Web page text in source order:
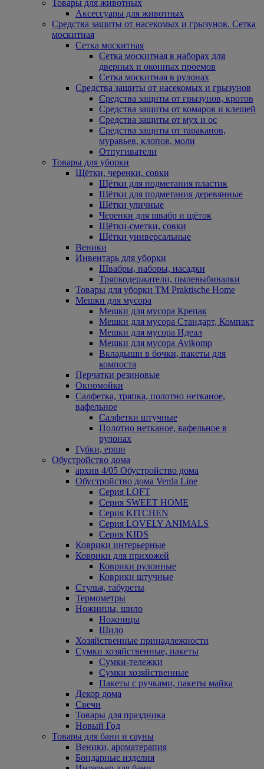
Товары для животных
Аксессуары для животных
Средства защиты от насекомых и грызунов. Сетка
москитная
Сетка москитная
Сетка москитная в наборах для
дверных и оконных проемов
Сетка москитная в рулонах
Средства защиты от насекомых и грызунов
Средства защиты от грызунов, кротов
Средства защиты от комаров и клещей
Средства защиты от мух и ос
Средства защиты от тараканов,
муравьев, клопов, моли
Отпугиватели
Товары для уборки
Щётки, черенки, совки
Щётки для подметания пластик
Щётки для подметания деревянные
Щётки уличные
Черенки для швабр и щёток
Щётки-сметки, совки
Щётки универсальные
Веники
Инвентарь для уборки
Швабры, наборы, насадки
Тряпкодержатели, пылевыбивалки
Товары для уборки ТМ Praktische Home
Мешки для мусора
Мешки для мусора Крепак
Мешки для мусора Стандарт, Компакт
Мешки для мусора Идеал
Мешки для мусора Avikomp
Вкладыши в бочки, пакеты для
компоста
Перчатки резиновые
Окномойки
Салфетка, тряпка, полотно нетканое,
вафельное
Салфетки штучные
Полотно нетканое, вафельное в
рулонах
Губки, ерши
Обустройство дома
архив 4/05 Обустройство дома
Обустройство дома Verda Line
Серия LOFT
Серия SWEET HOME
Серия KITCHEN
Серия LOVELY ANIMALS
Серия KIDS
Коврики интерьерные
Коврики для прихожей
Коврики рулонные
Коврики штучные
Стулья, табуреты
Термометры
Ножницы, шило
Ножницы
Шило
Хозяйственные принадлежности
Сумки хозяйственные, пакеты
Сумки-тележки
Сумки хозяйственные
Пакеты с ручками, пакеты майка
Декор дома
Свечи
Товары для праздника
Новый Год
Товары для бани и сауны
Веники, ароматерапия
Бондарные изделия